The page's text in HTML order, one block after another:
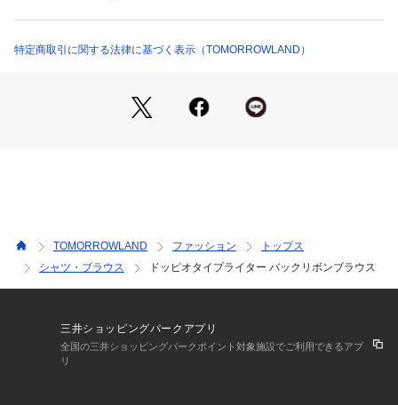
こなしもおすすめ。
※商品の色味は、商品単体の画像をご確認ください
※※お取扱い上の注意※※
素材の特性上、色移りしやすい性質があります。
商品番号：1095000002017 （モール）
特定商取引に関する法律に基づく表示（TOMORROWLAND）
TOMORROWLAND ファッション
トップス
シャツ・ブラウス
ドッピオタイプライター バックリボンブラウス
三井ショッピングパークアプリ
全国の三井ショッピングパークポイント対象施設でご利用できるアプ
リ